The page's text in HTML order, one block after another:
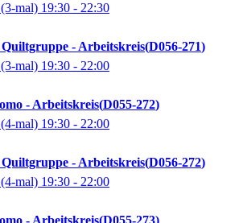
(3-mal) 19:30 - 22:30
- Arbeitskreis D056-271
(3-mal) 19:30 - 22:00
- Arbeitskreis D055-272
(4-mal) 19:30 - 22:00
- Arbeitskreis D056-272
(4-mal) 19:30 - 22:00
- Arbeitskreis D055-273